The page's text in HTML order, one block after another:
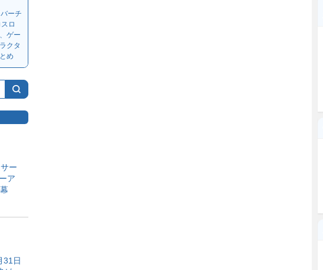
ーチ
ロ
ゲー
クタ
め
ー
ア
31日